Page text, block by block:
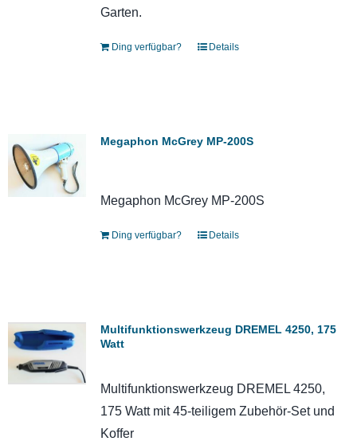
Garten.
Ding verfügbar? Details
Megaphon McGrey MP-200S
Megaphon McGrey MP-200S
Ding verfügbar? Details
Multifunktionswerkzeug DREMEL 4250, 175
Watt
Multifunktionswerkzeug DREMEL 4250,
175 Watt mit 45-teiligem Zubehör-Set und
Koffer